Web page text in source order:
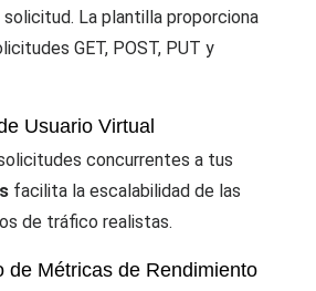
La plantilla proporciona
GET, POST, PUT y
Usuario Virtual
concurrentes a tus
facilita la escalabilidad de las
de tráfico realistas.
de Métricas de Rendimiento